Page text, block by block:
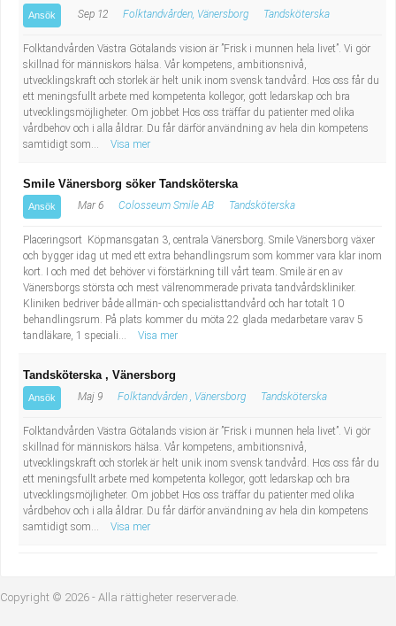
Ansök Sep 12 Folktandvården, Vänersborg Tandsköterska
Folktandvården Västra Götalands vision är ”Frisk i munnen hela livet”. Vi gör
skillnad för människors hälsa. Vår kompetens, ambitionsnivå,
utvecklingskraft och storlek är helt unik inom svensk tandvård. Hos oss får du
ett meningsfullt arbete med kompetenta kollegor, gott ledarskap och bra
utvecklingsmöjligheter. Om jobbet Hos oss träffar du patienter med olika
vårdbehov och i alla åldrar. Du får därför användning av hela din kompetens
samtidigt som...
Visa mer
Smile Vänersborg söker Tandsköterska
Ansök Mar 6 Colosseum Smile AB Tandsköterska
Placeringsort Köpmansgatan 3, centrala Vänersborg. Smile Vänersborg växer
och bygger idag ut med ett extra behandlingsrum som kommer vara klar inom
kort. I och med det behöver vi förstärkning till vårt team. Smile är en av
Vänersborgs största och mest välrenommerade privata tandvårdskliniker.
Kliniken bedriver både allmän- och specialisttandvård och har totalt 10
behandlingsrum. På plats kommer du möta 22 glada medarbetare varav 5
tandläkare, 1 speciali...
Visa mer
Tandsköterska , Vänersborg
Ansök Maj 9 Folktandvården , Vänersborg Tandsköterska
Folktandvården Västra Götalands vision är ”Frisk i munnen hela livet”. Vi gör
skillnad för människors hälsa. Vår kompetens, ambitionsnivå,
utvecklingskraft och storlek är helt unik inom svensk tandvård. Hos oss får du
ett meningsfullt arbete med kompetenta kollegor, gott ledarskap och bra
utvecklingsmöjligheter. Om jobbet Hos oss träffar du patienter med olika
vårdbehov och i alla åldrar. Du får därför användning av hela din kompetens
samtidigt som...
Visa mer
Copyright © 2026 - Alla rättigheter reserverade.